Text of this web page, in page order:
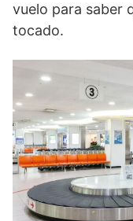
vuelo para saber
tocado.